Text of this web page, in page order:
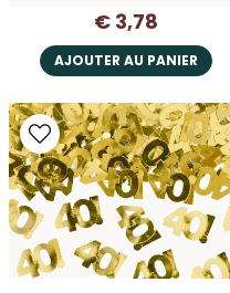
€ 3,78
AJOUTER AU PANIER